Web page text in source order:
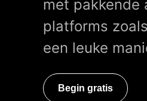
met pakkende
platforms
een leuke
Begin gratis